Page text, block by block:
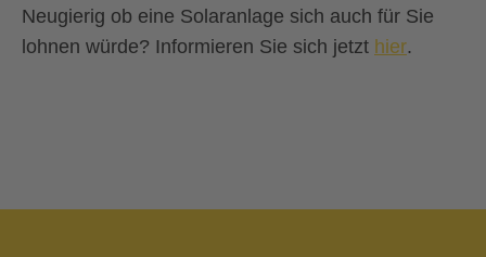
Neugierig ob eine Solaranlage sich auch für Sie
lohnen würde? Informieren Sie sich jetzt hier.